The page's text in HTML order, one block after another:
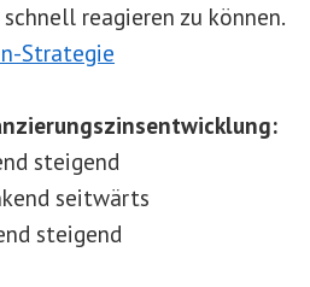
reagieren zu können.
Strategie
steigend
seitwärts
steigend